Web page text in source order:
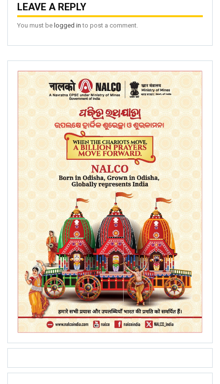
LEAVE A REPLY
You must be logged in to post a comment.